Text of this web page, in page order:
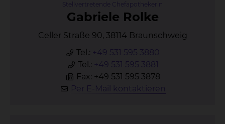
Stellvertretende Chefapothekerin
Ga­brie­le Rol­ke
Celler Straße 90, 38114 Braunschweig
Tel.: +49 531 595 3880
Tel.: +49 531 595 3881
Fax: +49 531 595 3878
Per E-Mail kontaktieren